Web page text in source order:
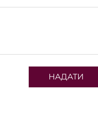
НАДАТИ